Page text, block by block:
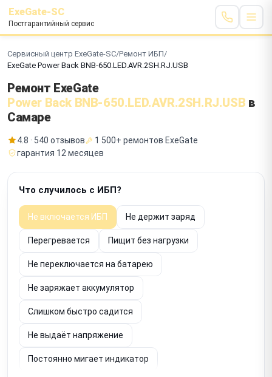
ExeGate-SC
Постгарантийный сервис
Сервисный центр ExeGate-SC/Ремонт ИБП/
ExeGate Power Back BNB-650.LED.AVR.2SH.RJ.USB
Ремонт ExeGate
Power Back BNB-650.LED.AVR.2SH.RJ.USB в
Самаре
4.8 · 540 отзывов
1 500+ ремонтов ExeGate
гарантия 12 месяцев
Что случилось с ИБП?
Не включается ИБП Не держит заряд
Перегревается Пищит без нагрузки
Не переключается на батарею
Не заряжает аккумулятор
Слишком быстро садится
Не выдаёт напряжение
Постоянно мигает индикатор